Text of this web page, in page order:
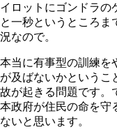
イロットにゴンドラの
と一秒というところま
況なので。
本当に有事型の訓練を
が及ばないかというこ
故が起きる問題です。
本政府が住民の命を守
ないと思います。